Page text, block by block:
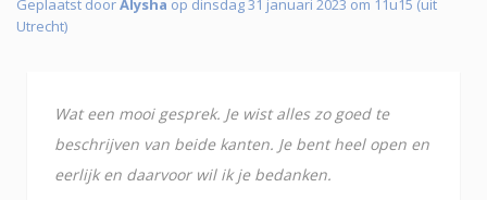
Geplaatst doorAlysha op dinsdag 31 januari 2023 om 11u15 (uit
Utrecht)
Wat een mooi gesprek. Je wist alles zo goed te
beschrijven van beide kanten. Je bent heel open en
eerlijk en daarvoor wil ik je bedanken.